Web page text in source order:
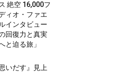
絶空 16,000フ
ィオ・ファエ
インタビュー
回復力と真実
と迫る旅」
いだす』見上